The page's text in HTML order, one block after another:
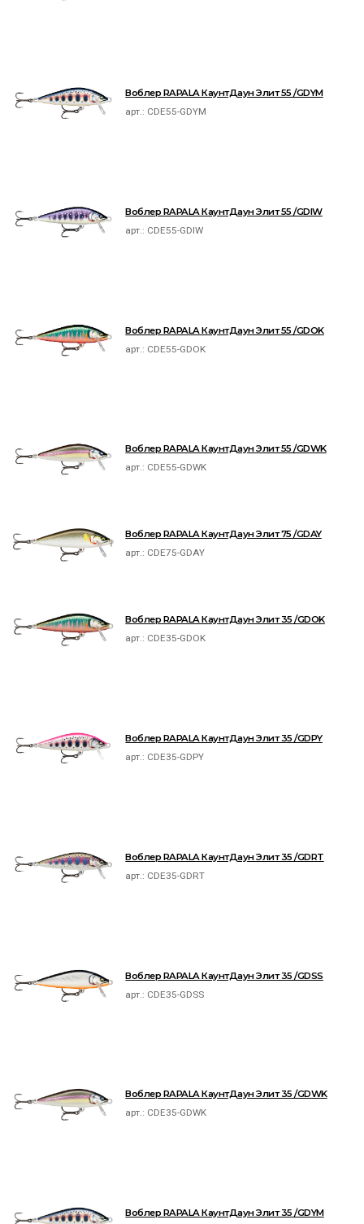
Воблер RAPALA КаунтДаун Элит 55 /GDYM
арт.: CDE55-GDYM
Воблер RAPALA КаунтДаун Элит 55 /GDIW
арт.: CDE55-GDIW
Воблер RAPALA КаунтДаун Элит 55 /GDOK
арт.: CDE55-GDOK
Воблер RAPALA КаунтДаун Элит 55 /GDWK
арт.: CDE55-GDWK
Воблер RAPALA КаунтДаун Элит 75 /GDAY
арт.: CDE75-GDAY
Воблер RAPALA КаунтДаун Элит 35 /GDOK
арт.: CDE35-GDOK
Воблер RAPALA КаунтДаун Элит 35 /GDPY
арт.: CDE35-GDPY
Воблер RAPALA КаунтДаун Элит 35 /GDRT
арт.: CDE35-GDRT
Воблер RAPALA КаунтДаун Элит 35 /GDSS
арт.: CDE35-GDSS
Воблер RAPALA КаунтДаун Элит 35 /GDWK
арт.: CDE35-GDWK
Воблер RAPALA КаунтДаун Элит 35 /GDYM